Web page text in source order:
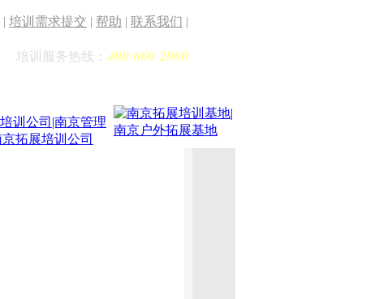
| 培训需求提交 | 帮助 | 联系我们 |
培训服务热线： 400 660 2060